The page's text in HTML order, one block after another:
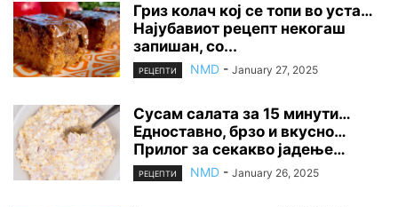
Гриз колач кој се топи во уста…
Најубавиот рецепт некогаш
запишан, со...
РЕЦЕПТИ NMD - January 27, 2025
Сусам салата за 15 минути…
Едноставно, брзо и вкусно…
Прилог за секакво јадење…
РЕЦЕПТИ NMD - January 26, 2025